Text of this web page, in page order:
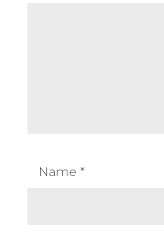
Name *